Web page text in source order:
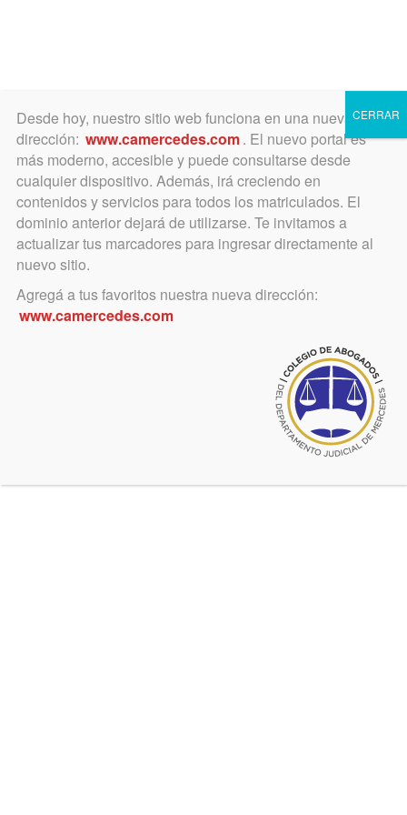
Toggle
navigation
No hay Instituto de
Derecho Ambiental para
mostrar
Desde hoy, nuestro sitio web funciona en una nueva
dirección: www.camercedes.com. El nuevo portal es
más moderno, accesible y puede consultarse desde
cualquier dispositivo. Además, irá creciendo en
contenidos y servicios para todos los matriculados. El
dominio anterior dejará de utilizarse. Te invitamos a
actualizar tus marcadores para ingresar directamente al
nuevo sitio.
Agregá a tus favoritos nuestra nueva dirección:
www.camercedes.com
CERRAR